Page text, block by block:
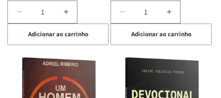
Diminuir
a
quantidade
de
Devocional
40
Dias
Aumentar
a
quantidade
de
Devocional
|
40
Dias
Adicionar ao carrinho
Diminuir
a
quantidade
de
Devocional
Segundo
Aumentar
a
quantidade
de
Devocional
Segundo
Adicionar ao carrinho